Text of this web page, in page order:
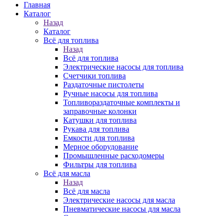
Главная
Каталог
Назад
Каталог
Всё для топлива
Назад
Всё для топлива
Электрические насосы для топлива
Счетчики топлива
Раздаточные пистолеты
Ручные насосы для топлива
Топливораздаточные комплекты и
заправочные колонки
Катушки для топлива
Рукава для топлива
Емкости для топлива
Мерное оборудование
Промышленные расходомеры
Фильтры для топлива
Всё для масла
Назад
Всё для масла
Электрические насосы для масла
Пневматические насосы для масла